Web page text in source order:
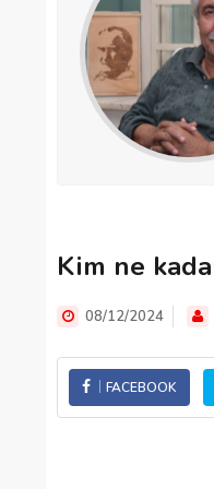
Kim ne
08/12/2024
FACEBOOK